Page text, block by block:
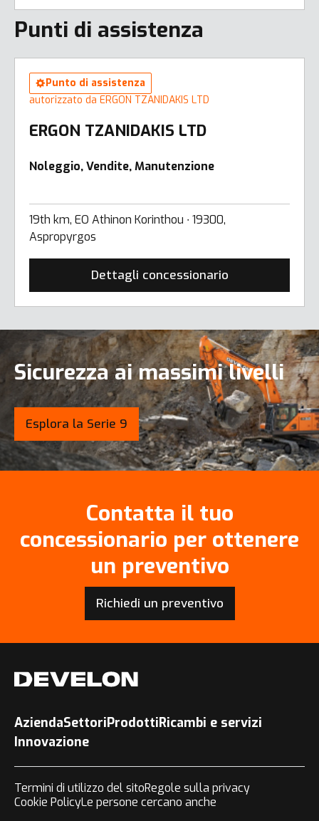
Punti di assistenza
Punto di assistenza
autorizzato da ERGON TZANIDAKIS LTD
ERGON TZANIDAKIS LTD
Noleggio, Vendite, Manutenzione
19th km, EO Athinon Korinthou ∙ 19300,
Aspropyrgos
Dettagli concessionario
Sicurezza ai massimi livelli
Esplora la Serie 9
Contatta il tuo
concessionario per ottenere
un preventivo
Richiedi un preventivo
AziendaSettoriProdottiRicambi e servizi
Innovazione
Termini di utilizzo del sitoRegole sulla privacy
Cookie PolicyLe persone cercano anche